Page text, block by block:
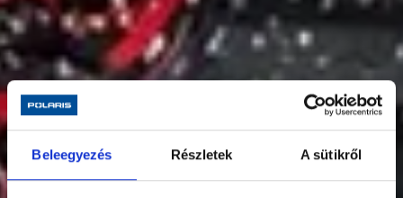
Beleegyezés Részletek A sütikről